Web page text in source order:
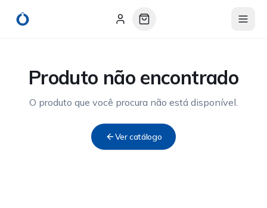
Produto não encontrado
O produto que você procura não está disponível.
Ver catálogo